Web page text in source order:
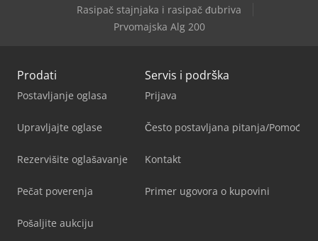
Rasipač stajnjaka i rasipač đubriva
Prvomajska Alg 200
Prodati
Postavljanje oglasa
Upravljajte oglase
Rezervišite oglašavanje
Pečat poverenja
Pošaljite aukciju
Servis i podrška
Prijava
Često postavljana pitanja/Pomoć
Kontakt
Primer ugovora o kupovini